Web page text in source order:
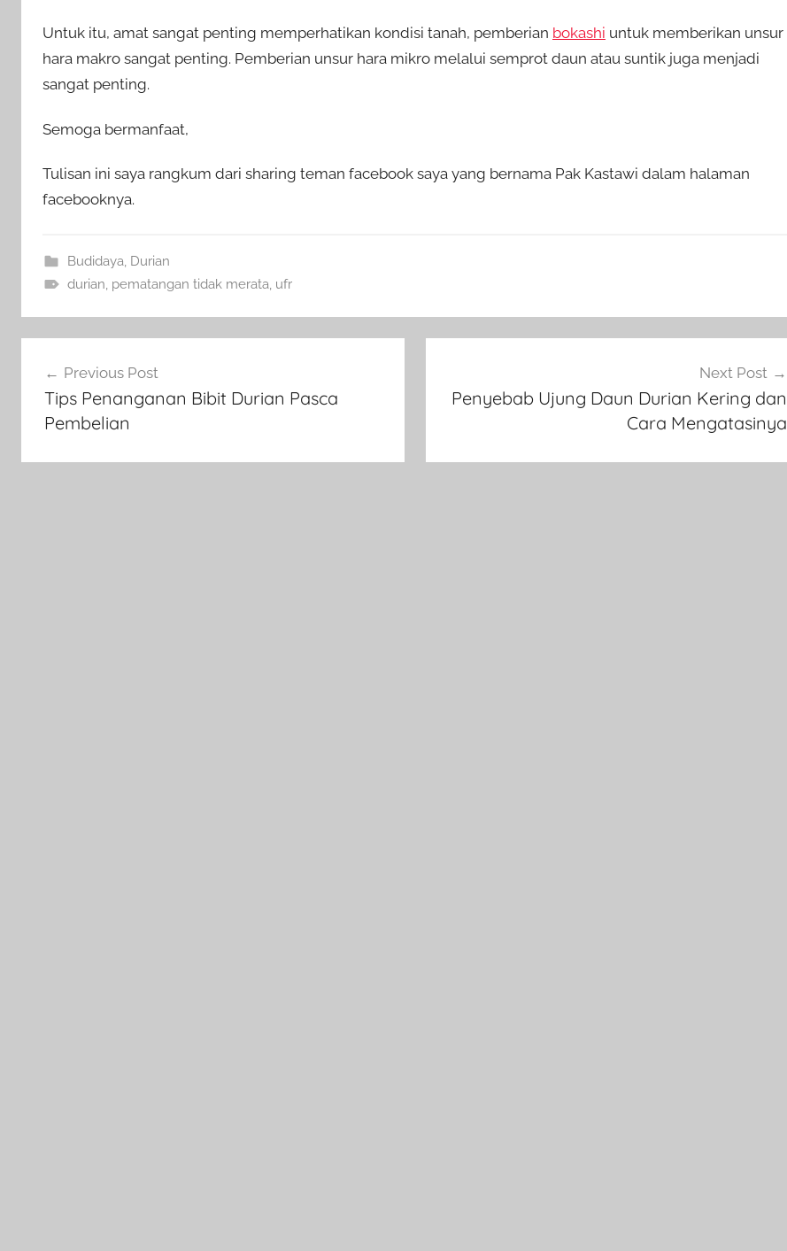
Untuk itu, amat sangat penting memperhatikan kondisi tanah, pemberian bokashi untuk memberikan unsur
hara makro sangat penting. Pemberian unsur hara mikro melalui semprot daun atau suntik juga menjadi
sangat penting.
Semoga bermanfaat,
Tulisan ini saya rangkum dari sharing teman facebook saya yang bernama Pak Kastawi dalam halaman
facebooknya.
Budidaya, Durian
durian, pematangan tidak merata, ufr
pos Previous Post
Tips Penanganan Bibit Durian Pasca
Pembelian
Next Post
Penyebab Ujung Daun Durian Kering dan
Cara Mengatasinya